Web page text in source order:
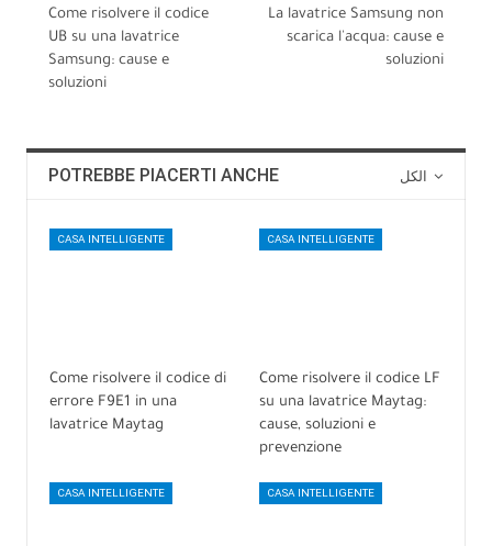
Come risolvere il codice
UB su una lavatrice
Samsung: cause e
soluzioni
La lavatrice Samsung non
scarica l'acqua: cause e
soluzioni
POTREBBE PIACERTI ANCHE
CASA INTELLIGENTE
Come risolvere il codice di
errore F9E1 in una
lavatrice Maytag
CASA INTELLIGENTE
Come risolvere il codice LF
su una lavatrice Maytag:
cause, soluzioni e
prevenzione
CASA INTELLIGENTE CASA INTELLIGENTE